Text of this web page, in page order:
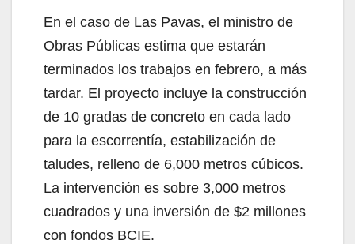
En el caso de Las Pavas, el ministro de
Obras Públicas estima que estarán
terminados los trabajos en febrero, a más
tardar. El proyecto incluye la construcción
de 10 gradas de concreto en cada lado
para la escorrentía, estabilización de
taludes, relleno de 6,000 metros cúbicos.
La intervención es sobre 3,000 metros
cuadrados y una inversión de $2 millones
con fondos BCIE.